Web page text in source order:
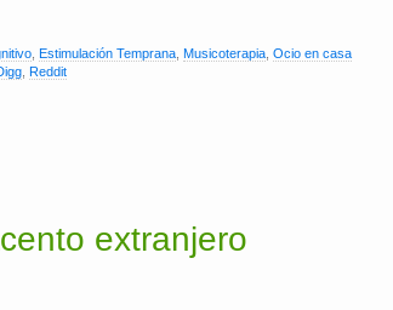
Estimulación Temprana Musicoterapia Ocio en casa
Reddit
extranjero